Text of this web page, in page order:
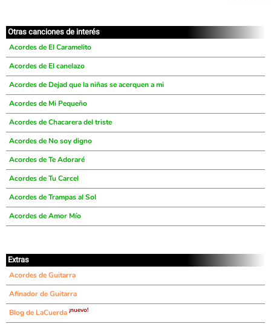
Otras canciones de interés
Acordes de El Caramelito
Acordes de El canelazo
Acordes de Dejad que la niñas se acerquen a mi
Acordes de Mi Pequeño
Acordes de Chacarera del triste
Acordes de No soy digno
Acordes de Te Adoraré
Acordes de Tu Carcel
Acordes de Trampas al Sol
Acordes de Amor Mío
Extras
Acordes de Guitarra
Afinador de Guitarra
Blog de LaCuerda ¡nuevo!